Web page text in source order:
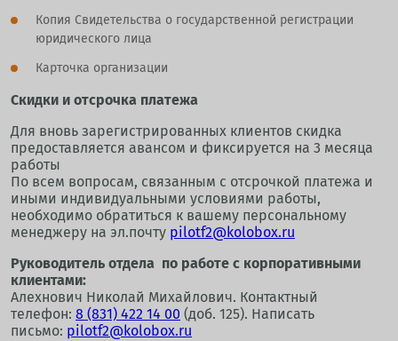
Копия Свидетельства о государственной регистрации
юридического лица
Карточка организации
Скидки и отсрочка платежа
Для вновь зарегистрированных клиентов скидка
предоставляется авансом и фиксируется на 3 месяца
работы
По всем вопросам, связанным с отсрочкой платежа и
иными индивидуальными условиями работы,
необходимо обратиться к вашему персональному
менеджеру на эл.почту pilotf2@kolobox.ru
Руководитель отдела по работе с корпоративными
клиентами:
Алехнович Николай Михайлович. Контактный
телефон: 8 (831) 422 14 00 (доб. 125). Написать
письмо: pilotf2@kolobox.ru